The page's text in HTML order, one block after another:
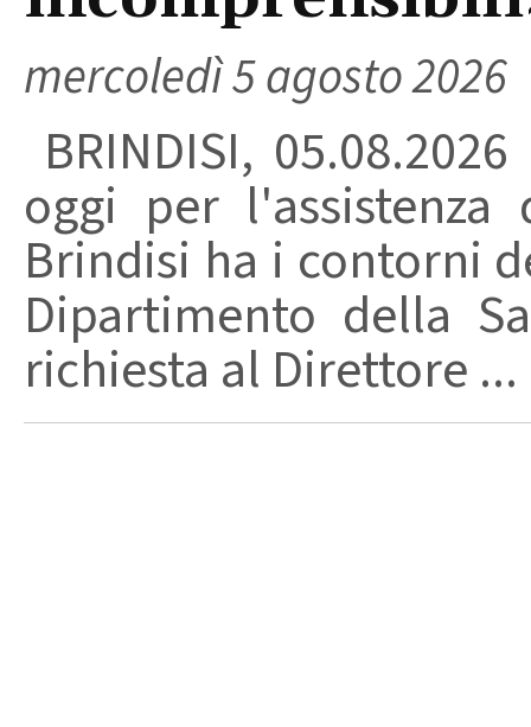
mercoledì 5 agosto 2026
BRINDISI,
oggi per
Brindisi ha i contorni
Dipartimento della
richiesta al Direttore ...